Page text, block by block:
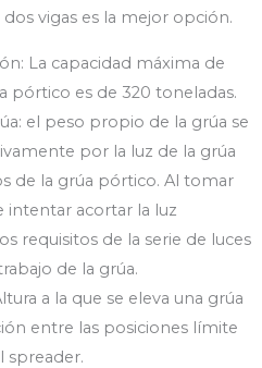
vigas es la mejor opción.
La capacidad máxima de
pórtico es de 320 toneladas.
el peso propio de la grúa se
por la luz de la grúa
de la grúa pórtico. Al tomar
intentar acortar la luz
requisitos de la serie de luces
de la grúa.
a la que se eleva una grúa
entre las posiciones límite
spreader.